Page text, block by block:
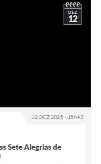
12 DEZ 2025 - 15h43
DEZ
12
Sete Alegrias de